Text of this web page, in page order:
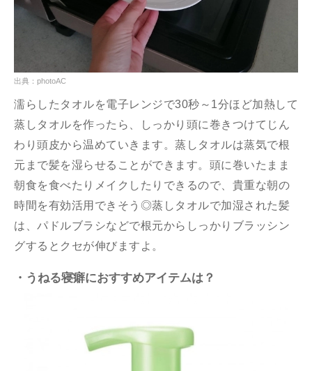
出典：photoAC
濡らしたタオルを電子レンジで30秒～1分ほど加熱して
蒸しタオルを作ったら、しっかり頭に巻きつけてじん
わり頭皮から温めていきます。蒸しタオルは蒸気で根
元まで髪を湿らせることができます。頭に巻いたまま
朝食を食べたりメイクしたりできるので、貴重な朝の
時間を有効活用できそう◎蒸しタオルで加湿された髪
は、パドルブラシなどで根元からしっかりブラッシン
グするとクセが伸びますよ。
・うねる寝癖におすすめアイテムは？